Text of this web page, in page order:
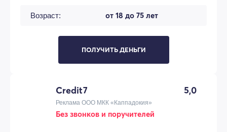
Возраст: от 18 до 75 лет
ПОЛУЧИТЬ ДЕНЬГИ
Credit7 5,0
Реклама ООО МКК «Каппадокия»
Без звонков и поручителей